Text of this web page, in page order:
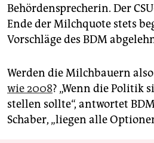
Behördensprecherin. Der
Ende der Milchquote stets
Vorschläge des BDM
Werden die Milchbauern
wie 2008? „Wenn die Politik
stellen sollte“, antwortet
Schaber, „liegen alle